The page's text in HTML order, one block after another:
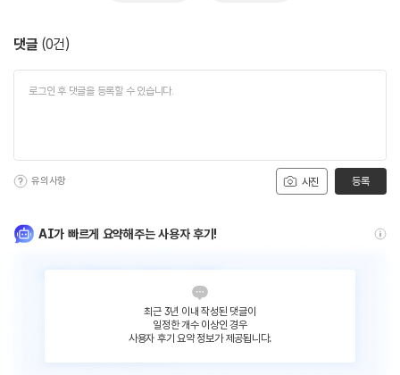
댓글 (0건)
사진
유의사항 등록
AI가 빠르게 요약해주는 사용자 후기!
최근 3년 이내 작성된 댓글이
일정한 개수 이상인 경우
사용자 후기 요약 정보가 제공됩니다.